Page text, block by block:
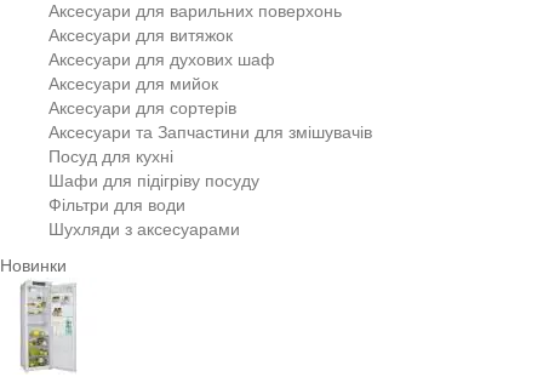
Аксесуари для варильних поверхонь
Аксесуари для витяжок
Аксесуари для духових шаф
Аксесуари для мийок
Аксесуари для сортерів
Аксесуари та Запчастини для змішувачів
Посуд для кухні
Шафи для підігріву посуду
Фільтри для води
Шухляди з аксесуарами
Новинки